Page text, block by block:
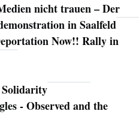
nicht trauen – Der
in Saalfeld
Now!! Rally in
- Observed and the